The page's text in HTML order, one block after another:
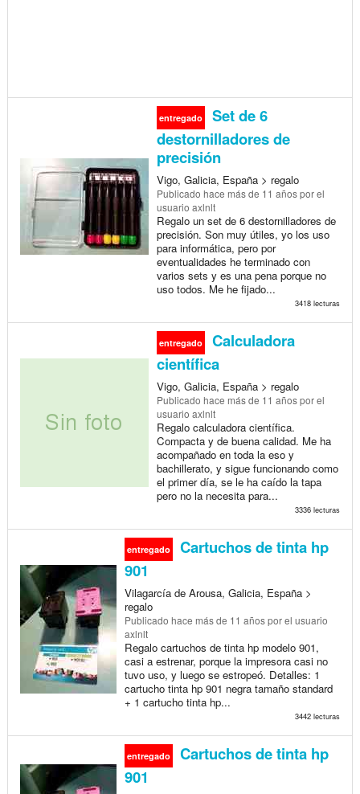
entregado
Set de 6
destornilladores de
precisión
Vigo, Galicia, España > regalo
Publicado hace más de 11 añospor el
usuario axlnlt
Regalo un set de 6 destornilladores de
precisión. Son muy útiles, yo los uso
para informática, pero por
eventualidades he terminado con
varios sets y es una pena porque no
uso todos. Me he fijado...
3418 lecturas
entregado
Calculadora
científica
Vigo, Galicia, España > regalo
Publicado hace más de 11 añospor el
usuario axlnlt
Regalo calculadora científica.
Compacta y de buena calidad. Me ha
acompañado en toda la eso y
bachillerato, y sigue funcionando como
el primer día, se le ha caído la tapa
pero no la necesita para...
3336 lecturas
entregado
Cartuchos de tinta hp
901
Vilagarcía de Arousa, Galicia, España >
regalo
Publicado hace más de 11 añospor el usuario
axlnlt
Regalo cartuchos de tinta hp modelo 901,
casi a estrenar, porque la impresora casi no
tuvo uso, y luego se estropeó. Detalles: 1
cartucho tinta hp 901 negra tamaño standard
+ 1 cartucho tinta hp...
3442 lecturas
entregado
Cartuchos de tinta hp
901